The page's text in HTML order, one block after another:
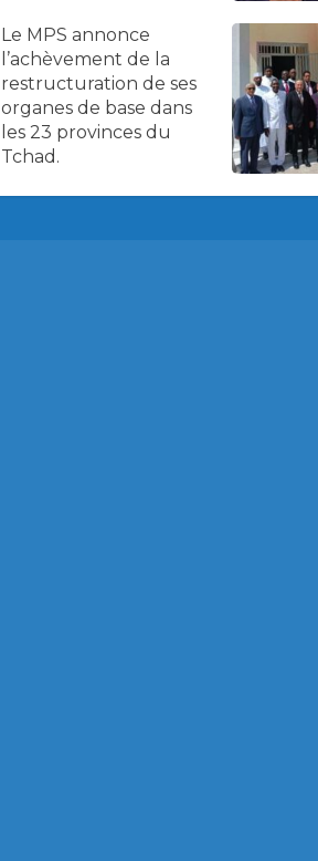
Le MPS annonce
l’achèvement de la
restructuration de ses
organes de base dans
les 23 provinces du
Tchad.